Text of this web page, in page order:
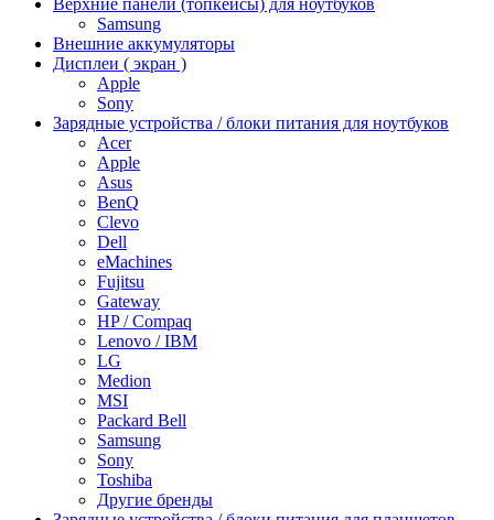
Samsung
Внешние аккумуляторы
Дисплеи ( экран )
Apple
Sony
Зарядные устройства / блоки питания для ноутбуков
Acer
Apple
Asus
BenQ
Clevo
Dell
eMachines
Fujitsu
Gateway
HP / Compaq
Lenovo / IBM
LG
Medion
MSI
Packard Bell
Samsung
Sony
Toshiba
Другие бренды